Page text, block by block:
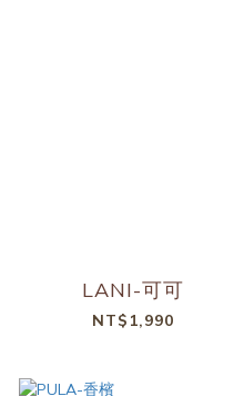
LANI-可可
NT$1,990